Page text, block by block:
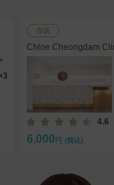
赤坂
Chloe Cheongdam
ニック）
4.6
6,000 円 (税込)